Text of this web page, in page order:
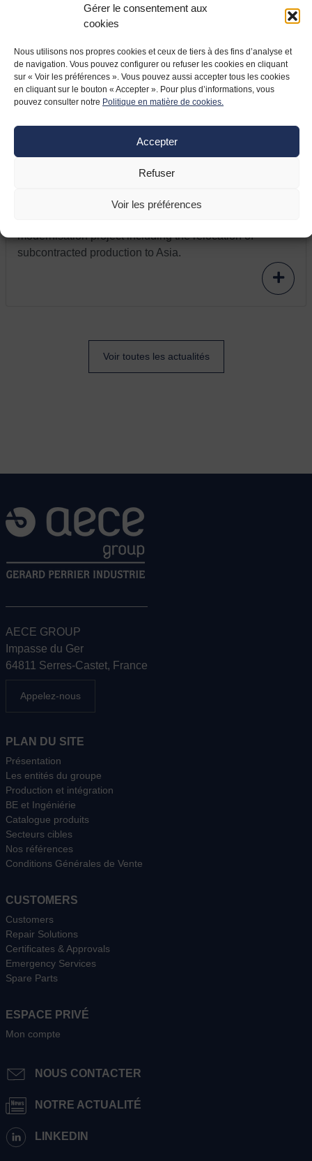
Gérer le consentement aux
cookies
Nous utilisons nos propres cookies et ceux de tiers à des fins d’analyse et
de navigation. Vous pouvez configurer ou refuser les cookies en cliquant
sur « Voir les préférences ». Vous pouvez aussi accepter tous les cookies
en cliquant sur le bouton « Accepter ». Pour plus d’informations, vous
pouvez consulter notre Politique en matière de cookies.
Accepter
Refuser
Voir les préférences
17 JUIN 2021
modernizes and relocates
Aquitaine), specialises in ignition systems for helicopter
aeronautical equipment manufacturer formerly known as
modernisation project including the relocation of
subcontracted production to Asia.
Voir toutes les actualités
AECE GROUP
Impasse du Ger
64811 Serres-Castet, France
Appelez-nous
PLAN DU SITE
Présentation
Les entités du groupe
Production et intégration
BE et Ingéniérie
Catalogue produits
Secteurs cibles
Nos références
Conditions Générales de Vente
CUSTOMERS
Customers
Repair Solutions
Certificates & Approvals
Emergency Services
Spare Parts
ESPACE PRIVÉ
Mon compte
NOUS CONTACTER
NOTRE ACTUALITÉ
LINKEDIN